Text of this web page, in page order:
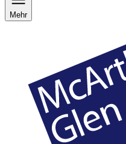
Mehr